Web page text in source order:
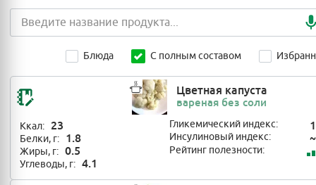
Блюда С полным составом
Цветная капуста
вареная без соли
Ккал: 23
Белки, г: 1.8
Жиры, г: 0.5
Углеводы, г: 4.1
Гликемический индекс:
Инсулиновый индекс: ~
Рейтинг полезности: